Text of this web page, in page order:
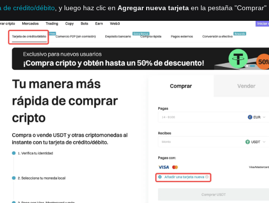
de crédito/débito , y luego haz clic en Agregar nueva tarjeta en la pestaña "Comprar"